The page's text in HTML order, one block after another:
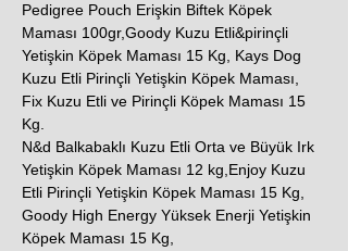
Pedigree Pouch Erişkin Biftek Köpek
Maması 100gr,Goody Kuzu Etli&pirinçli
Yetişkin Köpek Maması 15 Kg, Kays Dog
Kuzu Etli Pirinçli Yetişkin Köpek Maması,
Fix Kuzu Etli ve Pirinçli Köpek Maması 15
Kg.
N&d Balkabaklı Kuzu Etli Orta ve Büyük Irk
Yetişkin Köpek Maması 12 kg,Enjoy Kuzu
Etli Pirinçli Yetişkin Köpek Maması 15 Kg,
Goody High Energy Yüksek Enerji Yetişkin
Köpek Maması 15 Kg,